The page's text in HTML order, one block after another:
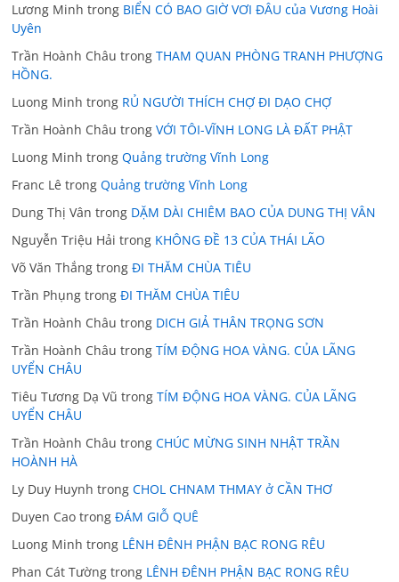
Lương Minh trong BIỂN CÓ BAO GIỜ VƠI ĐÂU của Vương Hoài
Uyên
Trần Hoành Châu trongTHAM QUAN PHÒNG TRANH PHƯỢNG
HỒNG.
Luong Minh trong RỦ NGƯỜI THÍCH CHỢ ĐI DẠO CHỢ
Trần Hoành Châu trongVỚI TÔI-VĨNH LONG LÀ ĐẤT PHẬT
Luong Minh trongQuảng trường Vĩnh Long
Franc Lê trongQuảng trường Vĩnh Long
Dung Thị Vân trong DẶM DÀI CHIÊM BAO CỦA DUNG THỊ VÂN
Nguyễn Triệu Hải trong KHÔNG ĐỀ 13 CỦA THÁI LÃO
Võ Văn Thắng trongĐI THĂM CHÙA TIÊU
Trần Phụng trongĐI THĂM CHÙA TIÊU
Trần Hoành Châu trong DICH GIẢ THÂN TRỌNG SƠN
Trần Hoành Châu trongTÍM ĐỘNG HOA VÀNG. CỦA LÃNG
UYỂN CHÂU
Tiêu Tương Dạ Vũ trongTÍM ĐỘNG HOA VÀNG. CỦA LÃNG
UYỂN CHÂU
Trần Hoành Châu trongCHÚC MỪNG SINH NHẬT TRẦN
HOÀNH HÀ
Ly Duy Huynh trongCHOL CHNAM THMAY ở CẦN THƠ
Duyen Cao trongĐÁM GIỖ QUÊ
Luong Minh trong LÊNH ĐÊNH PHẬN BẠC RONG RÊU
Phan Cát Tường trong LÊNH ĐÊNH PHẬN BẠC RONG RÊU